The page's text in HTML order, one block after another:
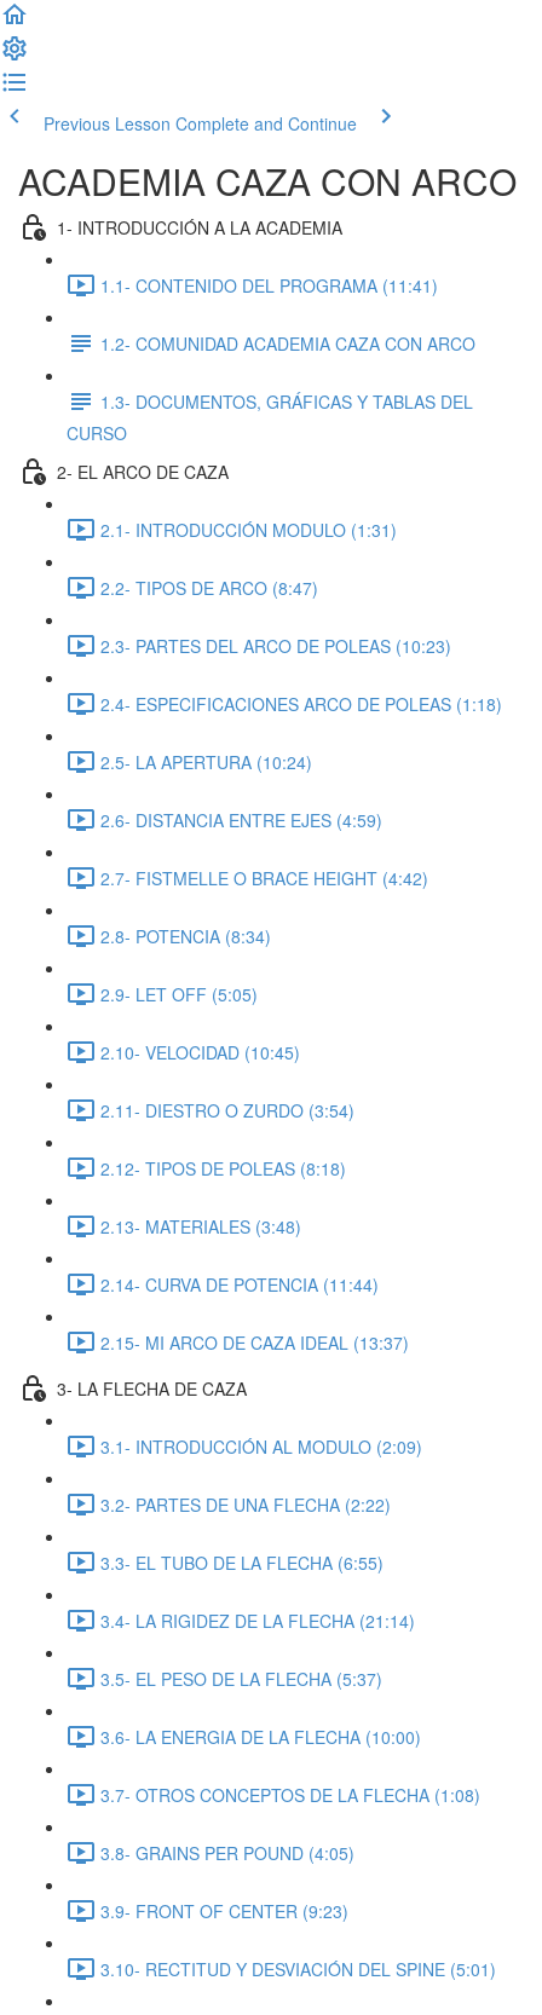
Previous Lesson Complete and Continue
ACADEMIA CAZA CON ARCO
1- INTRODUCCIÓN A LA ACADEMIA
1.1- CONTENIDO DEL PROGRAMA (11:41)
1.2- COMUNIDAD ACADEMIA CAZA CON ARCO
1.3- DOCUMENTOS, GRÁFICAS Y TABLAS DEL
CURSO
2- EL ARCO DE CAZA
2.1- INTRODUCCIÓN MODULO (1:31)
2.2- TIPOS DE ARCO (8:47)
2.3- PARTES DEL ARCO DE POLEAS (10:23)
2.4- ESPECIFICACIONES ARCO DE POLEAS (1:18)
2.5- LA APERTURA (10:24)
2.6- DISTANCIA ENTRE EJES (4:59)
2.7- FISTMELLE O BRACE HEIGHT (4:42)
2.8- POTENCIA (8:34)
2.9- LET OFF (5:05)
2.10- VELOCIDAD (10:45)
2.11- DIESTRO O ZURDO (3:54)
2.12- TIPOS DE POLEAS (8:18)
2.13- MATERIALES (3:48)
2.14- CURVA DE POTENCIA (11:44)
2.15- MI ARCO DE CAZA IDEAL (13:37)
3- LA FLECHA DE CAZA
3.1- INTRODUCCIÓN AL MODULO (2:09)
3.2- PARTES DE UNA FLECHA (2:22)
3.3- EL TUBO DE LA FLECHA (6:55)
3.4- LA RIGIDEZ DE LA FLECHA (21:14)
3.5- EL PESO DE LA FLECHA (5:37)
3.6- LA ENERGIA DE LA FLECHA (10:00)
3.7- OTROS CONCEPTOS DE LA FLECHA (1:08)
3.8- GRAINS PER POUND (4:05)
3.9- FRONT OF CENTER (9:23)
3.10- RECTITUD Y DESVIACIÓN DEL SPINE (5:01)